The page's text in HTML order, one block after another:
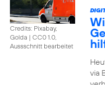
Credits: Pixabay,
Golda | CC0 1.0,
Aussschnitt bearbeitet
via